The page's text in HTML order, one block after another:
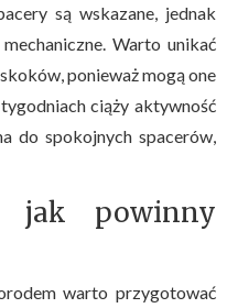
są wskazane, jednak
Warto unikać
ponieważ mogą one
ciąży aktywność
do spokojnych spacerów,
jak powinny
warto przygotować